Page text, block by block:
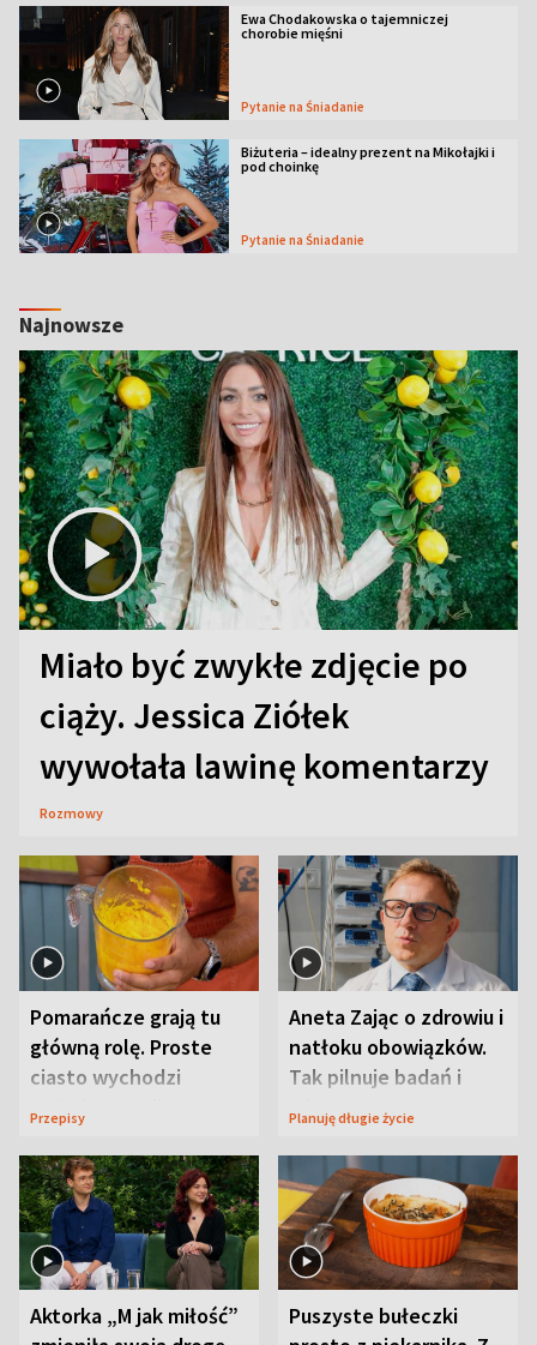
Ewa Chodakowska o tajemniczej
chorobie mięśni
Pytanie na Śniadanie
Biżuteria – idealny prezent na Mikołajki i
pod choinkę
Pytanie na Śniadanie
Najnowsze
Miało być zwykłe zdjęcie po
ciąży. Jessica Ziółek
wywołała lawinę komentarzy
Rozmowy
Pomarańcze grają tu
główną rolę. Proste
ciasto wychodzi
wyjątkowo wilgotne
Przepisy
Aneta Zając o zdrowiu i
natłoku obowiązków.
Tak pilnuje badań i
wizyt
Planuję długie życie
Aktorka „M jak miłość”
Puszyste bułeczki